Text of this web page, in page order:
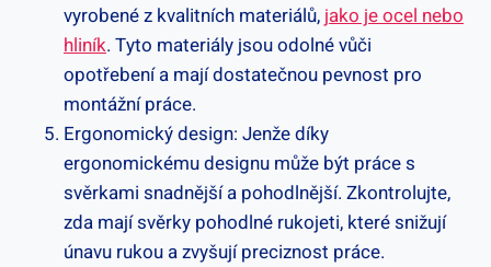
vyrobené z kvalitních materiálů, jako je ocel nebo
hliník. Tyto materiály jsou odolné vůči
opotřebení a mají dostatečnou pevnost pro
montážní práce.
Ergonomický design: Jenže díky
ergonomickému designu může být práce s
svěrkami snadnější a pohodlnější. Zkontrolujte,
zda mají svěrky pohodlné rukojeti, které snižují
únavu rukou a zvyšují preciznost práce.